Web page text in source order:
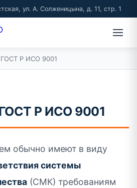
ул. А. Солженицына, д. 11, стр. 1
ГОСТ Р ИСО 9001
Р ИСО 9001
обычно имеют в виду
системы
(СМК) требованиям